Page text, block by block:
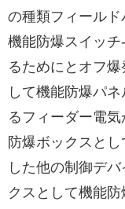
の種類フィール
機能防爆スイッ
るためにとオフ
して機能防爆パ
るフィーダー電気
防爆ボックスと
した他の制御デ
クスとして機能